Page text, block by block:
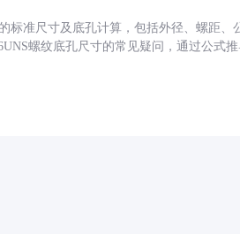
标准尺寸及底孔计算，包括外径、螺距
螺纹底孔尺寸的常见疑问，通过公式